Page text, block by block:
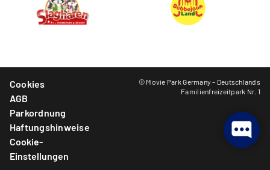
Cookies
AGB
Parkordnung
Haftungshinweise
Cookie-
Einstellungen
© Movie Park Germany – Deutschlands
Familienfreizeitpark Nr. 1